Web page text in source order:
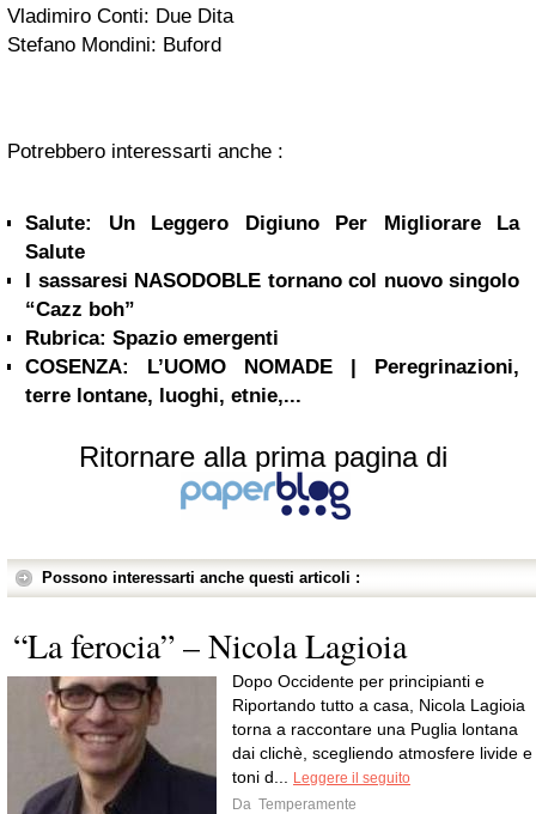
Vladimiro Conti: Due Dita
Stefano Mondini: Buford
Potrebbero interessarti anche :
Salute: Un Leggero Digiuno Per Migliorare La
Salute
I sassaresi NASODOBLE tornano col nuovo singolo
“Cazz boh”
Rubrica: Spazio emergenti
COSENZA: L’UOMO NOMADE | Peregrinazioni,
terre lontane, luoghi, etnie,...
Ritornare alla prima pagina di
Possono interessarti anche questi articoli :
“La ferocia” – Nicola Lagioia
Dopo Occidente per principianti e
Riportando tutto a casa, Nicola Lagioia
torna a raccontare una Puglia lontana
dai clichè, scegliendo atmosfere livide e
toni d...
Leggere il seguito
Da Temperamente